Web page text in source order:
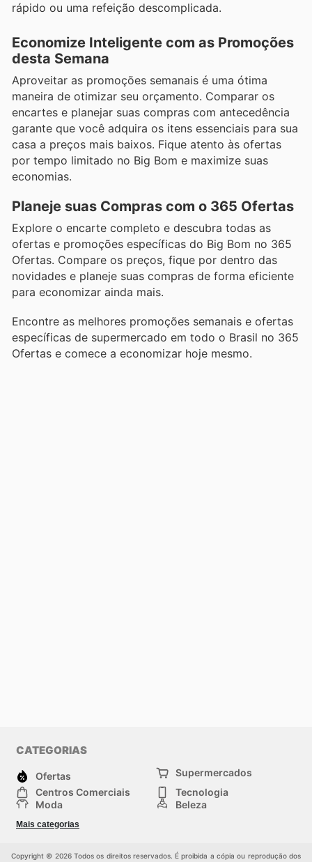
rápido ou uma refeição descomplicada.
Economize Inteligente com as Promoções
desta Semana
Aproveitar as promoções semanais é uma ótima
maneira de otimizar seu orçamento. Comparar os
encartes e planejar suas compras com antecedência
garante que você adquira os itens essenciais para sua
casa a preços mais baixos. Fique atento às ofertas
por tempo limitado no Big Bom e maximize suas
economias.
Planeje suas Compras com o 365 Ofertas
Explore o encarte completo e descubra todas as
ofertas e promoções específicas do Big Bom no 365
Ofertas. Compare os preços, fique por dentro das
novidades e planeje suas compras de forma eficiente
para economizar ainda mais.
Encontre as melhores promoções semanais e ofertas
específicas de supermercado em todo o Brasil no 365
Ofertas e comece a economizar hoje mesmo.
CATEGORIAS
Ofertas
Supermercados
Centros Comerciais
Tecnologia
Moda
Beleza
Construção e jardinagem
Mais categorias
Copyright © 2026 Todos os direitos reservados. É proibida a cópia ou reprodução dos